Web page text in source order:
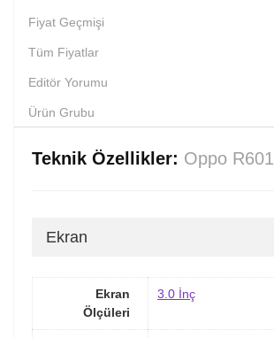
Fiyat Geçmişi
Tüm Fiyatlar
Editör Yorumu
Ürün Grubu
Teknik Özellikler: Oppo R601
Ekran
Ekran
Ölçüleri
3.0 İnç